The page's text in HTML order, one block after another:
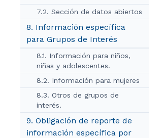
7.2. Sección de datos abiertos
8. Información específica
para Grupos de Interés
8.1. Información para niños,
niñas y adolescentes.
8.2. Información para mujeres
8.3. Otros de grupos de
interés.
9. Obligación de reporte de
información específica por